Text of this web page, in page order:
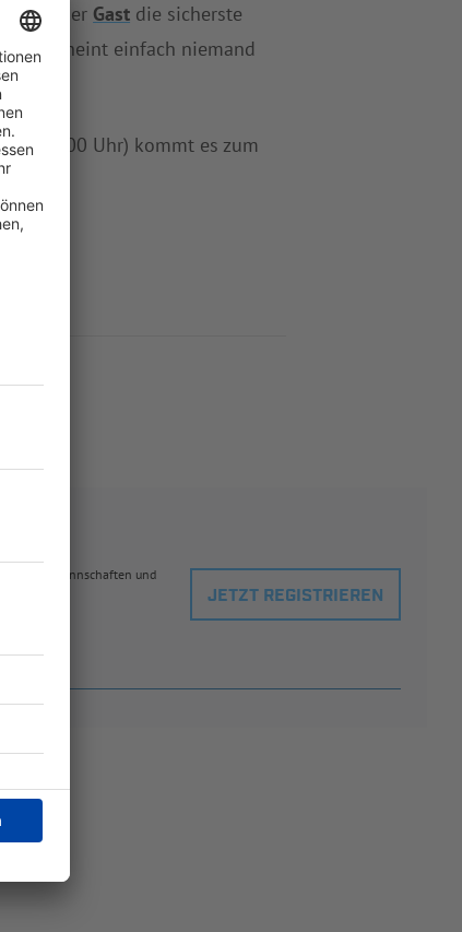
stellt der Gast die sicherste
scheint einfach niemand
(15:00 Uhr) kommt es zum
Mannschaften und
JETZT REGISTRIEREN